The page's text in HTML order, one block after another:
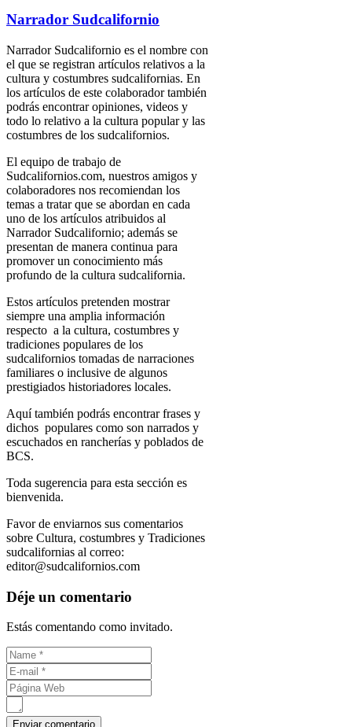
Narrador Sudcalifornio
Narrador Sudcalifornio es el nombre con
el que se registran artículos relativos a la
cultura y costumbres sudcalifornias. En
los artículos de este colaborador también
podrás encontrar opiniones, videos y
todo lo relativo a la cultura popular y las
costumbres de los sudcalifornios.
El equipo de trabajo de
Sudcalifornios.com, nuestros amigos y
colaboradores nos recomiendan los
temas a tratar que se abordan en cada
uno de los artículos atribuidos al
Narrador Sudcalifornio; además se
presentan de manera continua para
promover un conocimiento más
profundo de la cultura sudcalifornia.
Estos artículos pretenden mostrar
siempre una amplia información
respecto a la cultura, costumbres y
tradiciones populares de los
sudcalifornios tomadas de narraciones
familiares o inclusive de algunos
prestigiados historiadores locales.
Aquí también podrás encontrar frases y
dichos populares como son narrados y
escuchados en rancherías y poblados de
BCS.
Toda sugerencia para esta sección es
bienvenida.
Favor de enviarnos sus comentarios
sobre Cultura, costumbres y Tradiciones
sudcalifornias al correo:
editor@sudcalifornios.com
Déje un comentario
Estás comentando como invitado.